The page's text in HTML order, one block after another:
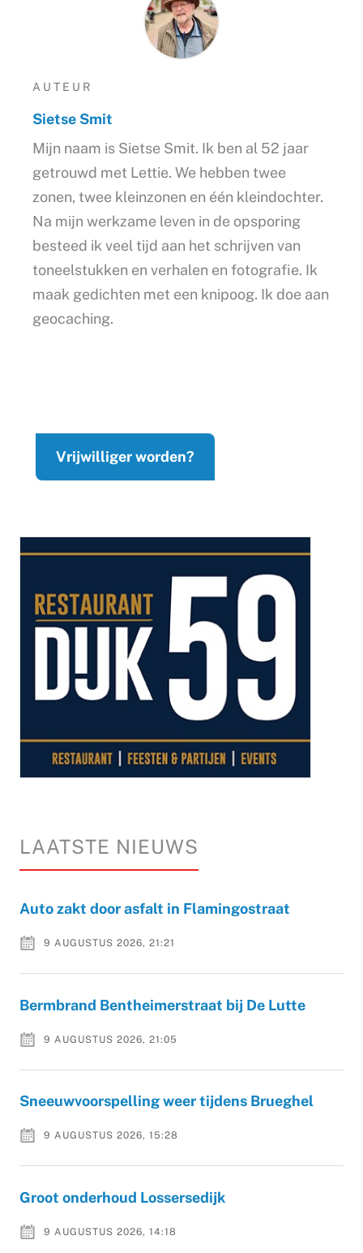
AUTEUR
Sietse Smit
Mijn naam is Sietse Smit. Ik ben al 52 jaar
getrouwd met Lettie. We hebben twee
zonen, twee kleinzonen en één kleindochter.
Na mijn werkzame leven in de opsporing
besteed ik veel tijd aan het schrijven van
toneelstukken en verhalen en fotografie. Ik
maak gedichten met een knipoog. Ik doe aan
geocaching.
Vrijwilliger worden?
LAATSTE NIEUWS
Auto zakt door asfalt in Flamingostraat
9 AUGUSTUS 2026, 21:21
Bermbrand Bentheimerstraat bij De Lutte
9 AUGUSTUS 2026, 21:05
Sneeuwvoorspelling weer tijdens Brueghel
9 AUGUSTUS 2026, 15:28
Groot onderhoud Lossersedijk
9 AUGUSTUS 2026, 14:18